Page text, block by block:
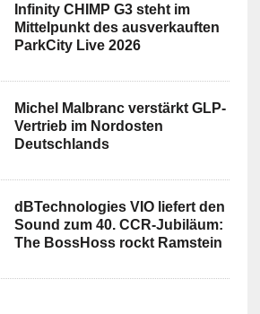
Infinity CHIMP G3 steht im
Mittelpunkt des ausverkauften
ParkCity Live 2026
Michel Malbranc verstärkt GLP-
Vertrieb im Nordosten
Deutschlands
dBTechnologies VIO liefert den
Sound zum 40. CCR-Jubiläum:
The BossHoss rockt Ramstein